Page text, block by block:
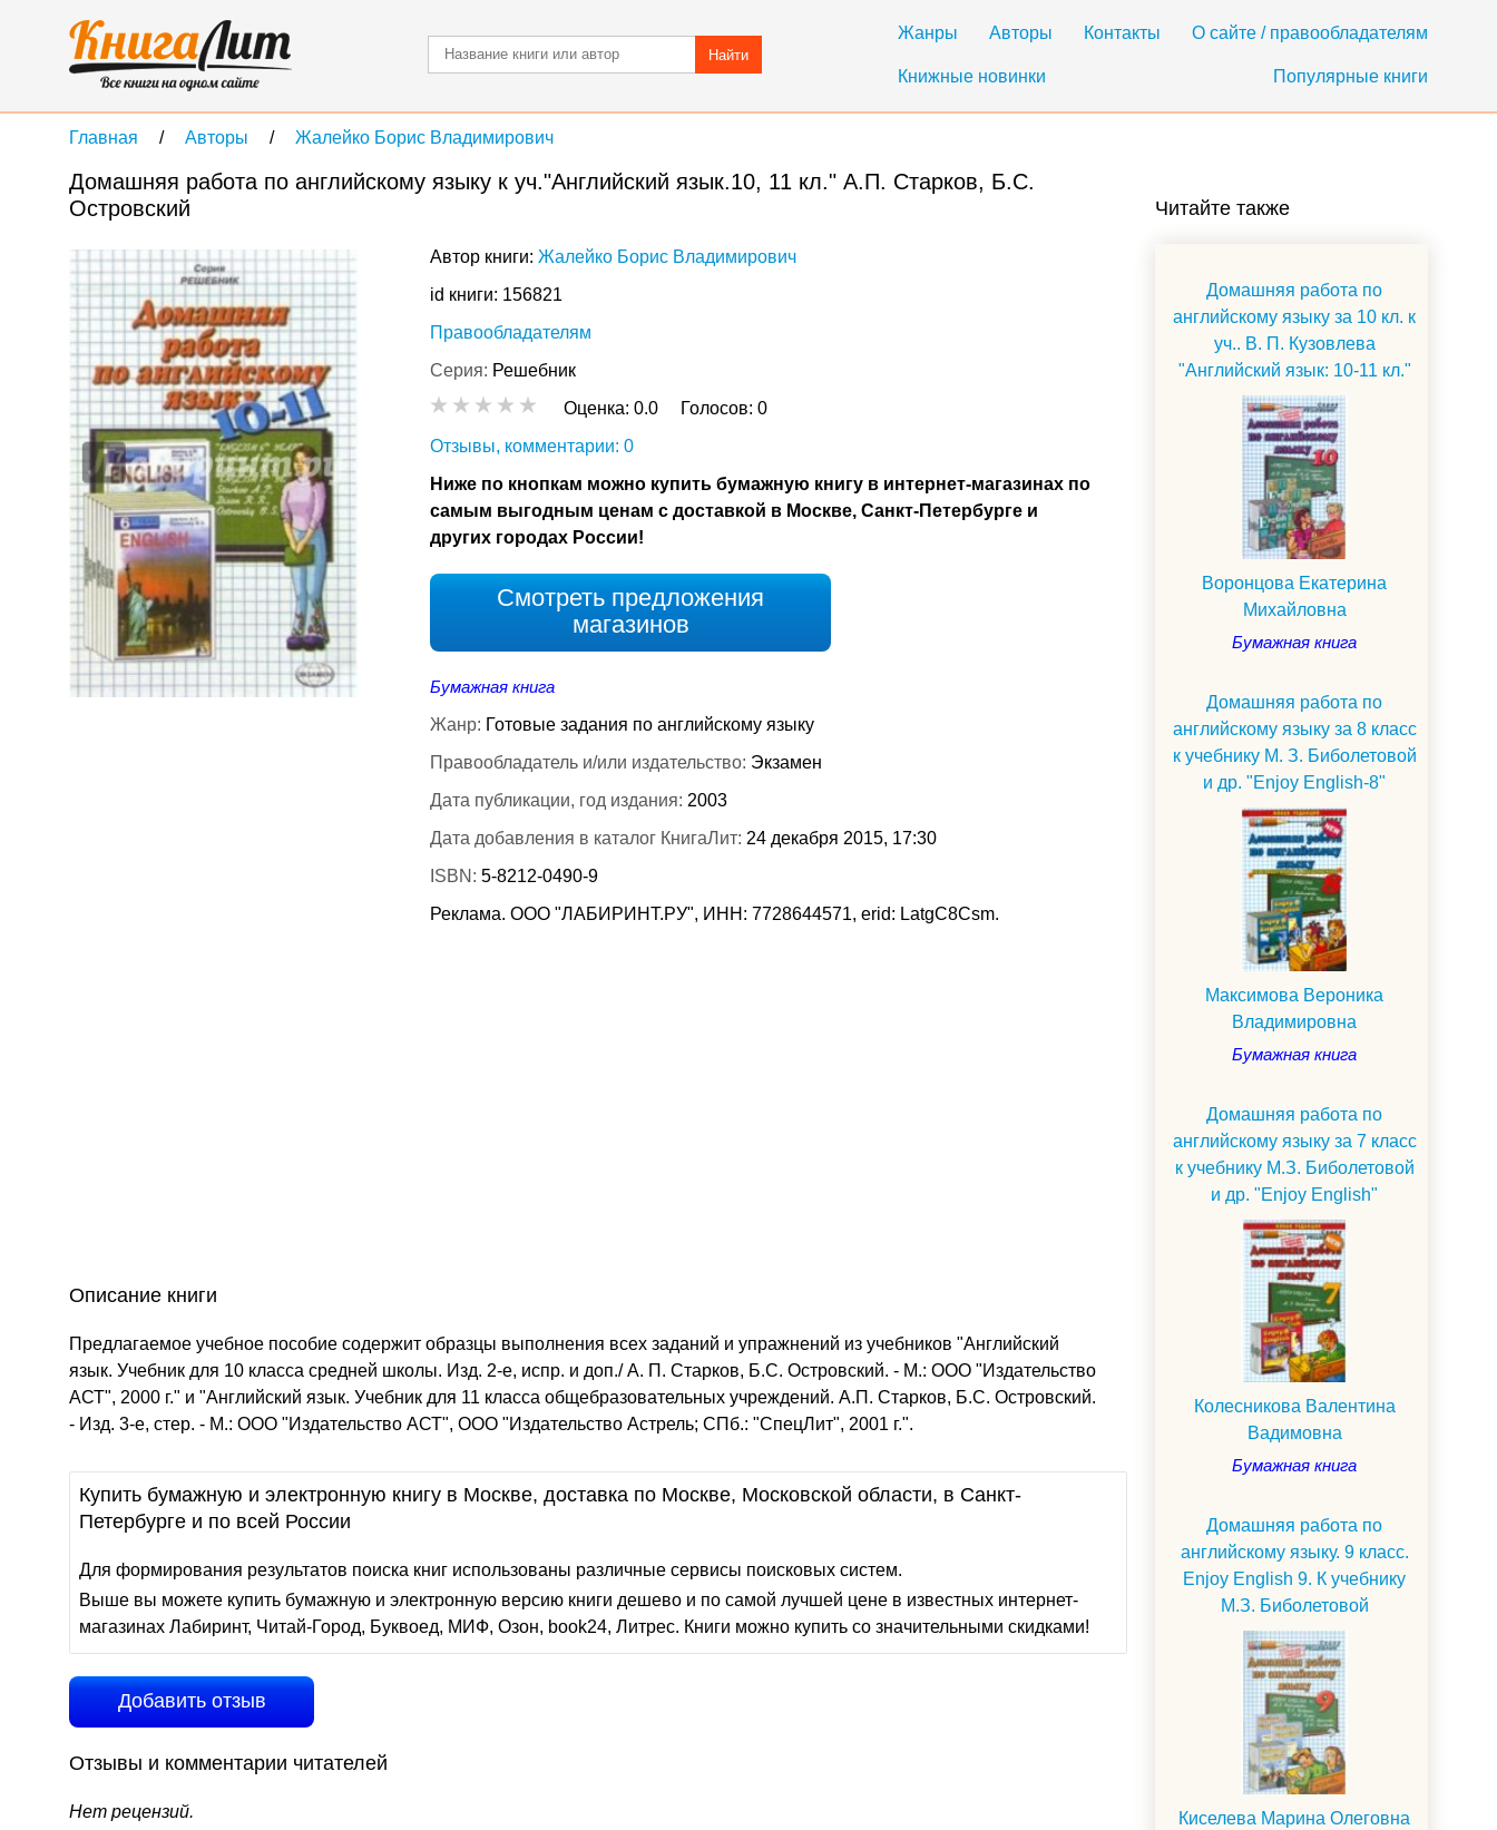
Жанры Авторы Контакты О сайте / правообладателям
Книжные новинки Популярные книги
Найти
Главная Авторы Жалейко Борис Владимирович
Домашняя работа по английскому языку к уч."Английский язык.10, 11 кл." А.П. Старков, Б.С.
Островский
Автор книги: Жалейко Борис Владимирович
id книги: 156821
Правообладателям
Серия: Решебник
Оценка: 0.0 Голосов: 0
Отзывы, комментарии: 0
Ниже по кнопкам можно купить бумажную книгу в интернет-магазинах по
самым выгодным ценам с доставкой в Москве, Санкт-Петербурге и
других городах России!
Смотреть предложения
магазинов
Бумажная книга
Жанр: Готовые задания по английскому языку
Правообладатель и/или издательство: Экзамен
Дата публикации, год издания: 2003
Дата добавления в каталог КнигаЛит: 24 декабря 2015, 17:30
ISBN: 5-8212-0490-9
Реклама. ООО "ЛАБИРИНТ.РУ", ИНН: 7728644571, erid: LatgC8Csm.
Описание книги
Предлагаемое учебное пособие содержит образцы выполнения всех заданий и упражнений из учебников "Английский
язык. Учебник для 10 класса средней школы. Изд. 2-е, испр. и доп./ А. П. Старков, Б.С. Островский. - М.: ООО "Издательство
АСТ", 2000 г." и "Английский язык. Учебник для 11 класса общебразовательных учреждений. А.П. Старков, Б.С. Островский.
- Изд. 3-е, стер. - М.: ООО "Издательство АСТ", ООО "Издательство Астрель; СПб.: "СпецЛит", 2001 г.".
Купить бумажную и электронную книгу в Москве, доставка по Москве, Московской области, в Санкт-
Петербурге и по всей России
Для формирования результатов поиска книг использованы различные сервисы поисковых систем.
Выше вы можете купить бумажную и электронную версию книги дешево и по самой лучшей цене в известных интернет-
магазинах Лабиринт, Читай-Город, Буквоед, МИФ, Озон, book24, Литрес. Книги можно купить со значительными скидками!
Добавить отзыв
Отзывы и комментарии читателей
Нет рецензий.
Читайте также
Домашняя работа по
английскому языку за 10 кл. к
уч.. В. П. Кузовлева
"Английский язык: 10-11 кл."
Воронцова Екатерина
Михайловна
Бумажная книга
Домашняя работа по
английскому языку за 8 класс
к учебнику М. З. Биболетовой
и др. "Enjoy English-8"
Максимова Вероника
Владимировна
Бумажная книга
Домашняя работа по
английскому языку за 7 класс
к учебнику М.З. Биболетовой
и др. "Enjoy English"
Колесникова Валентина
Вадимовна
Бумажная книга
Домашняя работа по
английскому языку. 9 класс.
Enjoy English 9. К учебнику
М.З. Биболетовой
Киселева Марина Олеговна